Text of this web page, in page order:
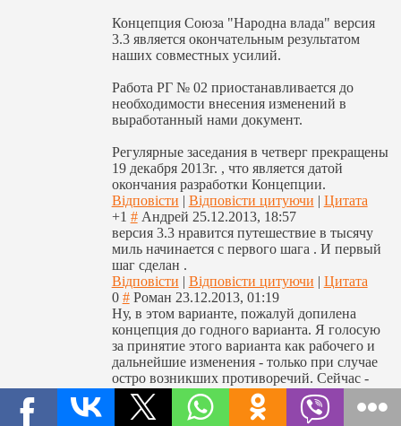
Концепция Союза "Народна влада" версия
3.3 является окончательным результатом
наших совместных усилий.
Работа РГ № 02 приостанавливается до
необходимости внесения изменений в
выработанный нами документ.
Регулярные заседания в четверг прекращены
19 декабря 2013г. , что является датой
окончания разработки Концепции.
Відповісти | Відповісти цитуючи | Цитата
+1 # Андрей 25.12.2013, 18:57
версия 3.3 нравится путешествие в тысячу
миль начинается с первого шага . И первый
шаг сделан .
Відповісти | Відповісти цитуючи | Цитата
0 # Роман 23.12.2013, 01:19
Ну, в этом варианте, пожалуй допилена
концепция до годного варианта. Я голосую
за принятие этого варианта как рабочего и
дальнейшие изменения - только при случае
остро возникших противоречий. Сейчас -
годный.
Відповісти
|Відповісти цитуючи| Цитата